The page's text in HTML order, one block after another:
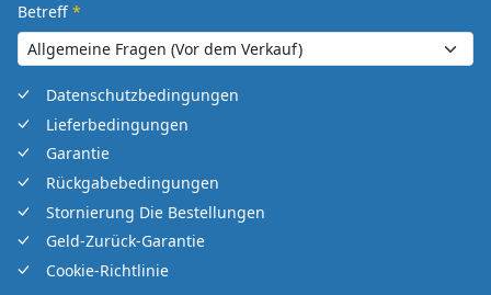
Betreff *
Datenschutzbedingungen
Lieferbedingungen
Garantie
Rückgabebedingungen
Stornierung Die Bestellungen
Geld-Zurück-Garantie
Cookie-Richtlinie